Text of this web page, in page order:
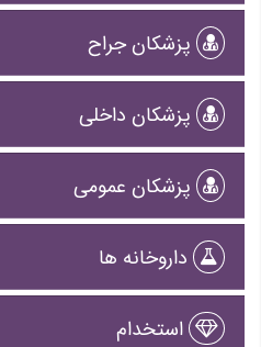
پزشکان جراح
پزشکان داخلی
پزشکان عمومی
داروخانه ها
استخدام